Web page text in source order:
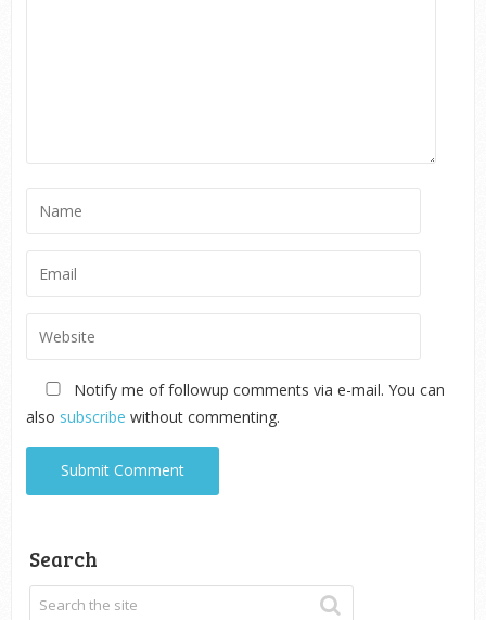
Notify me of followup comments via e-mail. You can
also subscribe without commenting.
Search